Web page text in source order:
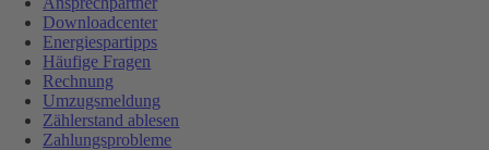
Downloadcenter
Energiespartipps
Häufige Fragen
Rechnung
Umzugsmeldung
Zählerstand ablesen
Zahlungsprobleme